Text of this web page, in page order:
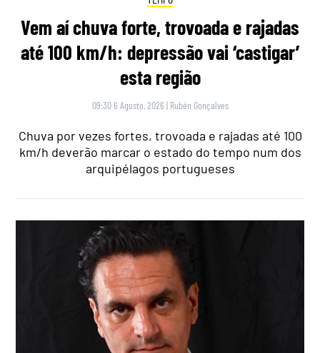
Vem aí chuva forte, trovoada e rajadas
até 100 km/h: depressão vai ‘castigar’
esta região
09:30 6 Agosto, 2026 | Rubén Gonçalves
Chuva por vezes fortes, trovoada e rajadas até 100
km/h deverão marcar o estado do tempo num dos
arquipélagos portugueses